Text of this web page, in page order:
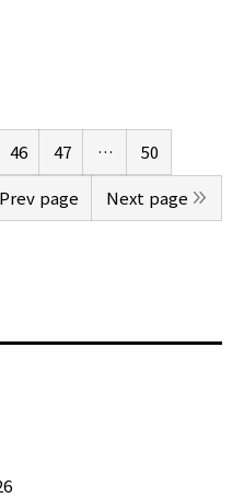
46 47 …
50
Prev page
Next page